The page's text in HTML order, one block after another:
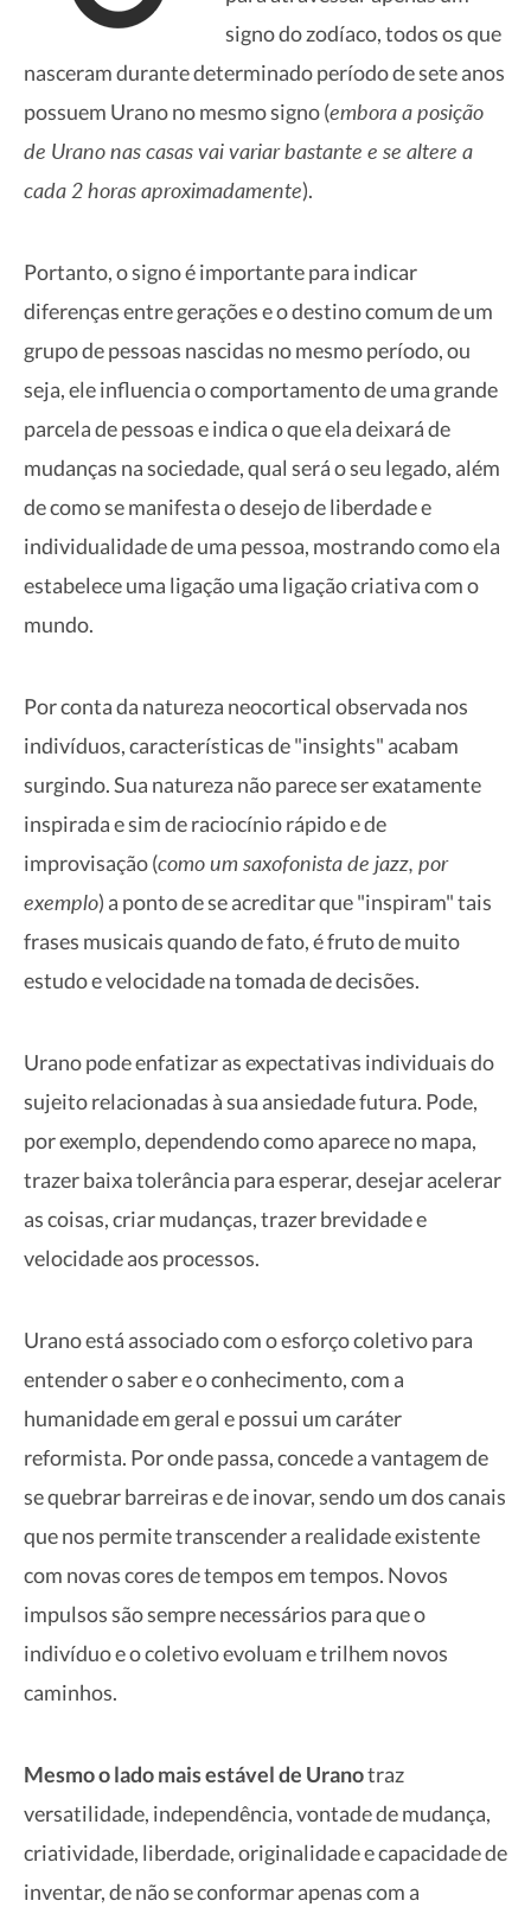
signo do zodíaco, todos os que
nasceram durante determinado período de sete anos
possuem Urano no mesmo signo (embora a posição
de Urano nas casas vai variar bastante e se altere a
cada 2 horas aproximadamente).
Portanto, o signo é importante para indicar
diferenças entre gerações e o destino comum de um
grupo de pessoas nascidas no mesmo período, ou
seja, ele influencia o comportamento de uma grande
parcela de pessoas e indica o que ela deixará de
mudanças na sociedade, qual será o seu legado, além
de como se manifesta o desejo de liberdade e
individualidade de uma pessoa, mostrando como ela
estabelece uma ligação uma ligação criativa com o
mundo.
Por conta da natureza neocortical observada nos
indivíduos, características de "insights" acabam
surgindo. Sua natureza não parece ser exatamente
inspirada e sim de raciocínio rápido e de
improvisação (como um saxofonista de jazz, por
exemplo) a ponto de se acreditar que "inspiram" tais
frases musicais quando de fato, é fruto de muito
estudo e velocidade na tomada de decisões.
Urano pode enfatizar as expectativas individuais do
sujeito relacionadas à sua ansiedade futura. Pode,
por exemplo, dependendo como aparece no mapa,
trazer baixa tolerância para esperar, desejar acelerar
as coisas, criar mudanças, trazer brevidade e
velocidade aos processos.
Urano está associado com o esforço coletivo para
entender o saber e o conhecimento, com a
humanidade em geral e possui um caráter
reformista. Por onde passa, concede a vantagem de
se quebrar barreiras e de inovar, sendo um dos canais
que nos permite transcender a realidade existente
com novas cores de tempos em tempos. Novos
impulsos são sempre necessários para que o
indivíduo e o coletivo evoluam e trilhem novos
caminhos.
Mesmo o lado mais estável de Uranotraz
versatilidade, independência, vontade de mudança,
criatividade, liberdade, originalidade e capacidade de
inventar, de não se conformar apenas com a